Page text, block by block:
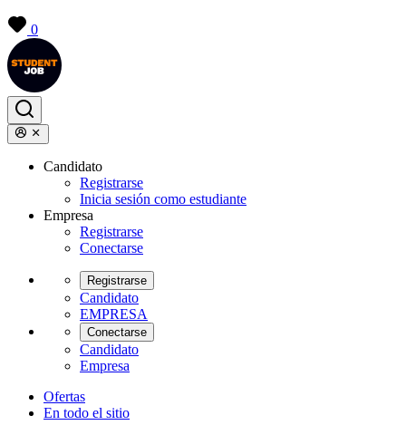
0
Candidato
Registrarse
Inicia sesión como estudiante
Empresa
Registrarse
Conectarse
Registrarse
Candidato
EMPRESA
Conectarse
Candidato
Empresa
Ofertas
En todo el sitio